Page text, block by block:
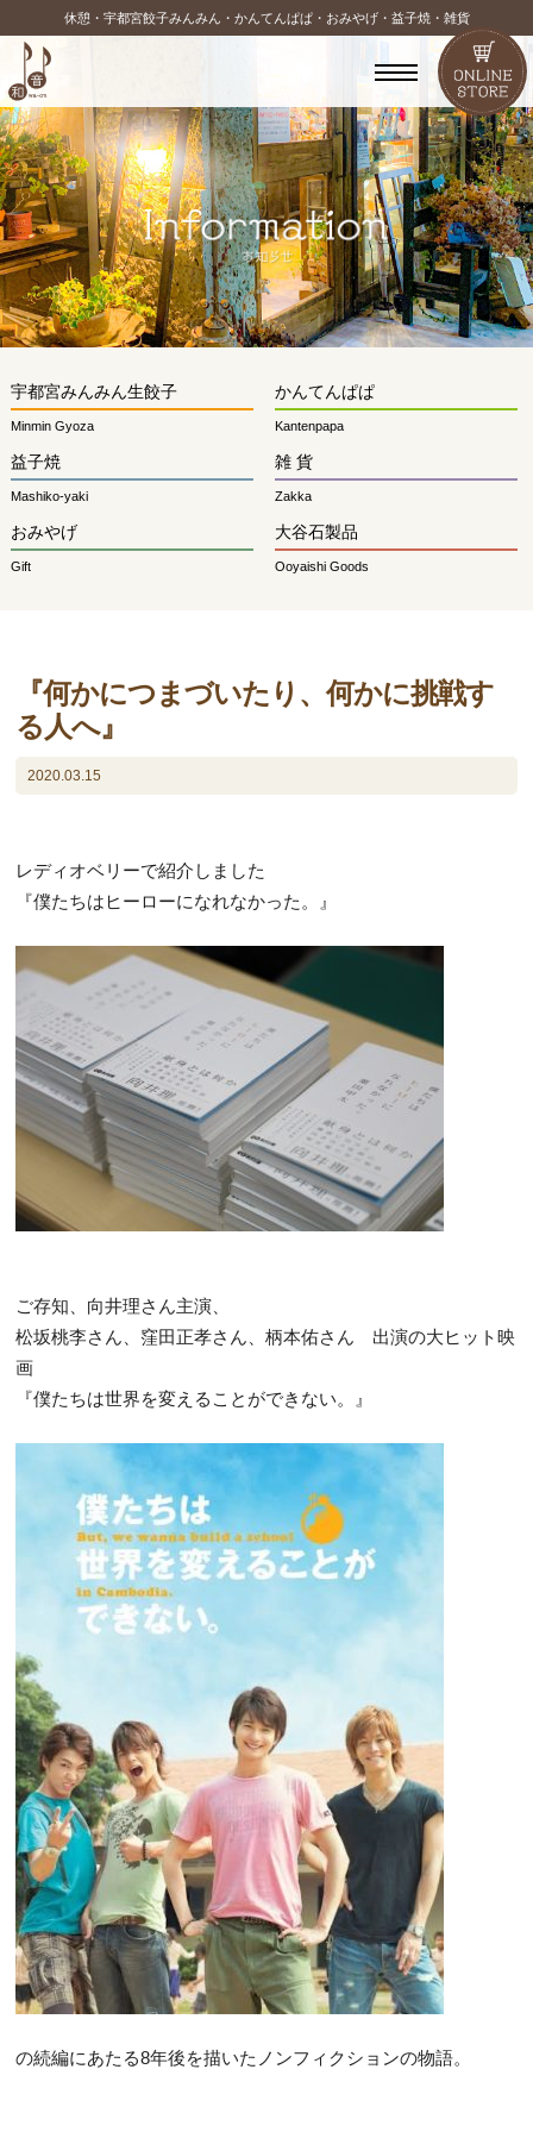
休憩・宇都宮餃子みんみん・かんてんぱぱ・おみやげ・益子焼・雑貨
宇都宮みんみん生餃子
Minmin Gyoza
かんてんぱぱ
Kantenpapa
益子焼
Mashiko-yaki
雑 貨
Zakka
おみやげ
Gift
大谷石製品
Ooyaishi Goods
『何かにつまづいたり、何かに挑戦す
る人へ』
2020.03.15
レディオベリーで紹介しました
『僕たちはヒーローになれなかった。』
ご存知、向井理さん主演、
松坂桃李さん、窪田正孝さん、柄本佑さん 出演の大ヒット映
画
『僕たちは世界を変えることができない。』
の続編にあたる8年後を描いたノンフィクションの物語。